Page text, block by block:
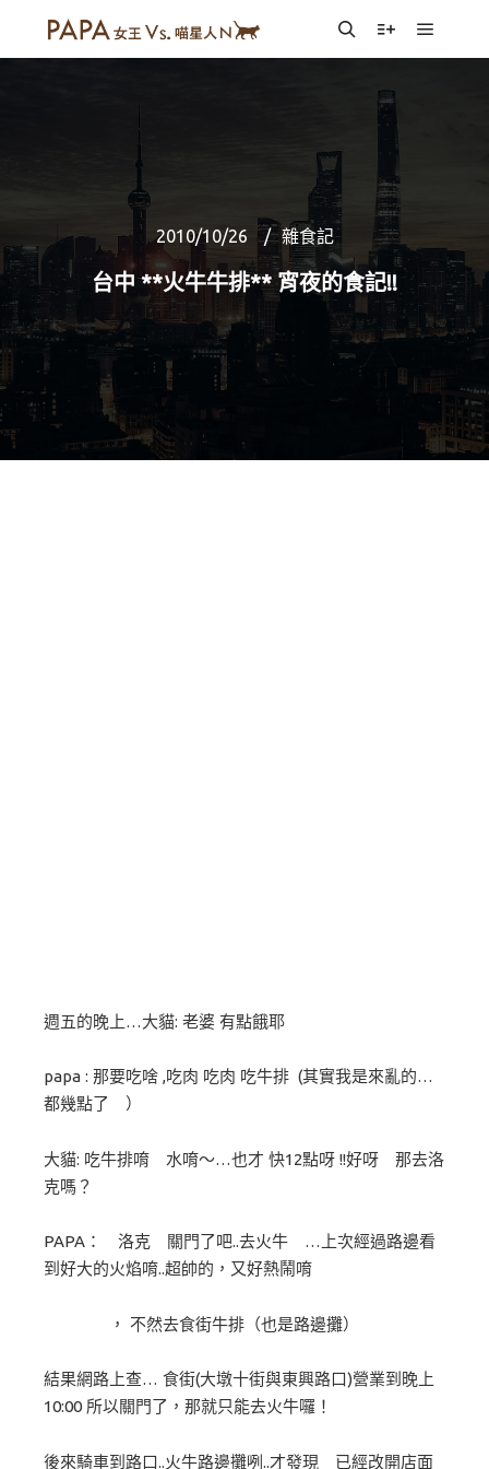
SearchMore info
Main
2010/10/26 雜食記
台中 **火牛牛排** 宵夜的食記!!
週五的晚上…大貓: 老婆 有點餓耶
papa : 那要吃啥 ,吃肉 吃肉 吃牛排 (其實我是來亂的…
都幾點了 ）
大貓: 吃牛排唷 水唷～…也才 快12點呀 !!好呀 那去洛
克嗎？
PAPA： 洛克 關門了吧..去火牛 …上次經過路邊看
到好大的火焰唷..超帥的，又好熱鬧唷
， 不然去食街牛排（也是路邊攤）
結果網路上查… 食街(大墩十街與東興路口)營業到晚上
10:00 所以關門了，那就只能去火牛囉！
後來騎車到路口..火牛路邊攤咧..才發現 已經改開店面